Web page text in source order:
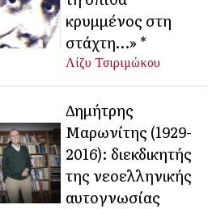
κρυμμένος στη
στάχτη…» *
Λίζυ Τσιριμώκου
Δημήτρης
Μαρωνίτης (1929-
2016): διεκδικητής
της νεοελληνικής
αυτογνωσίας